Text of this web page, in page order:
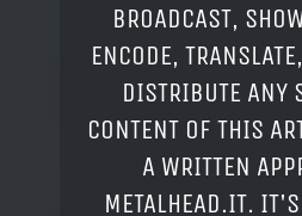
BROADCAST,
ENCODE,
DISTRIBUTE ANY
CONTENT OF THIS
A WRITTEN
METALHEAD.IT.